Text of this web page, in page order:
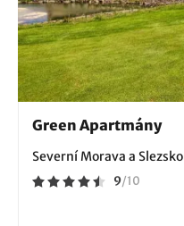
Green Apartmány
Severní Morava a Slezsko
9/10